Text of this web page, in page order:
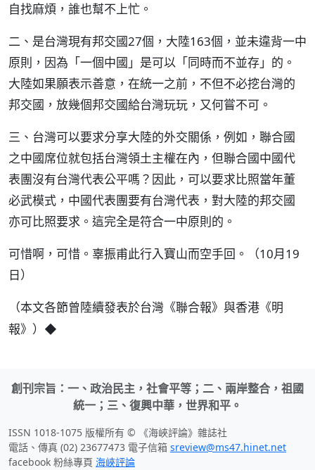
自找麻煩，誰也幫不上忙。
二、是台灣現有邦交國27個，大陸163個，並未違背一中
原則，因為「一個中國」是可以「同時而不並存」的。
大陸如果願表示善意，在統一之前，不但不必挖台灣的
邦交國，放幾個邦交國給台灣玩玩，又何嘗不可。
三、台灣可以要求分享大陸的外交關係，例如，聯合國
之中國席位就包括台灣領土主權在內，但聯合國中國代
表團沒有台灣代表公平嗎？因此，可以要求比照當年董
必武模式，中國代表團要有台灣代表，對大陸的邦交國
亦可比照要求。這完全是符合一中原則的。
可惜啊，可惜。辜振甫此行入寶山而空手回。（10月19
日）
（本文各節曾陸續發表於台灣《聯合報》與香港《明
報》 ）◆
創刊宗旨：一、政治民主，社會平等；二、兩岸整合，祖國
統一；三、復興中華，世界和平。
ISSN 1018-1075 版權所有 © 《海峽評論》雜誌社
電話、傳真 (02) 23677473 電子信箱 sreview@ms47.hinet.net
facebook 粉絲專頁 海峽評論